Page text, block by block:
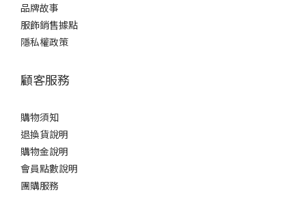
品牌故事
服飾銷售據點
隱私權政策
顧客服務
購物須知
退換貨說明
購物金說明
會員點數說明
團購服務